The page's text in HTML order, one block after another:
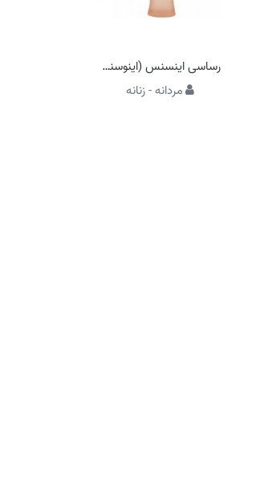
رساسی اینسنس (اینوسنس)
مردانه - زنانه